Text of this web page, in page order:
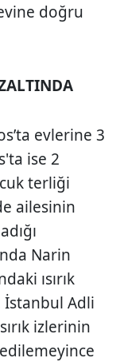
doğru
evlerine 3
ise 2
terliği
ailesinin
Narin
ısırık
İstanbul Adli
izlerinin